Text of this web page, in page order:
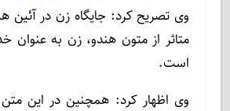
وی تصریح کرد: جایگاه زن در آئین
متاثر از متون هندو، زن به عنوان
است.
وی اظهار کرد: همچنین در این